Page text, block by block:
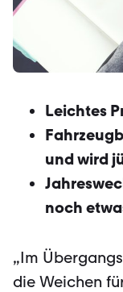
Leichtes
und wird
noch
„Im
die Weichen